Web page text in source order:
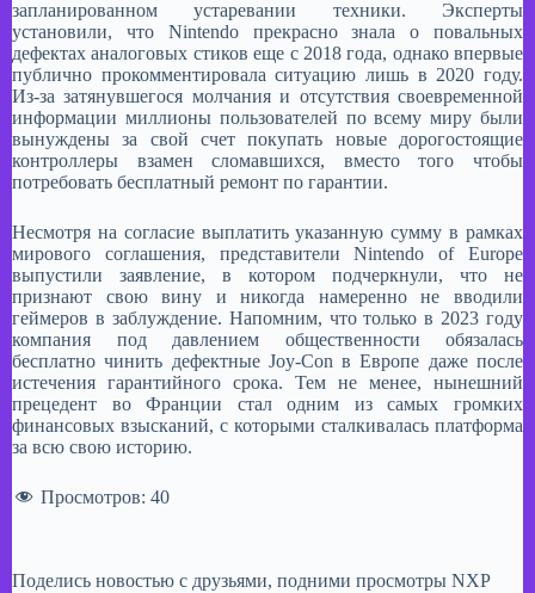
запланированном устаревании техники. Эксперты
установили, что Nintendo прекрасно знала о повальных
дефектах аналоговых стиков еще с 2018 года, однако впервые
публично прокомментировала ситуацию лишь в 2020 году.
Из-за затянувшегося молчания и отсутствия своевременной
информации миллионы пользователей по всему миру были
вынуждены за свой счет покупать новые дорогостоящие
контроллеры взамен сломавшихся, вместо того чтобы
потребовать бесплатный ремонт по гарантии. ​
Несмотря на согласие выплатить указанную сумму в рамках
мирового соглашения, представители Nintendo of Europe
выпустили заявление, в котором подчеркнули, что не
признают свою вину и никогда намеренно не вводили
геймеров в заблуждение. Напомним, что только в 2023 году
компания под давлением общественности обязалась
бесплатно чинить дефектные Joy-Con в Европе даже после
истечения гарантийного срока. Тем не менее, нынешний
прецедент во Франции стал одним из самых громких
финансовых взысканий, с которыми сталкивалась платформа
за всю свою историю.
Просмотров: 40
Поделись новостью с друзьями, подними просмотры NXP